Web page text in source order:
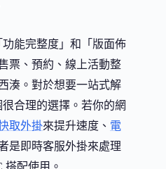
能完整度」和「版面佈
票、預約、線上活動整
湊。對於想要一站式解
合理的選擇。若你的網
取外掛來提升速度、 電
是即時客服外掛來處理